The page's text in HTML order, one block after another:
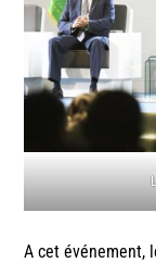
A cet événement,